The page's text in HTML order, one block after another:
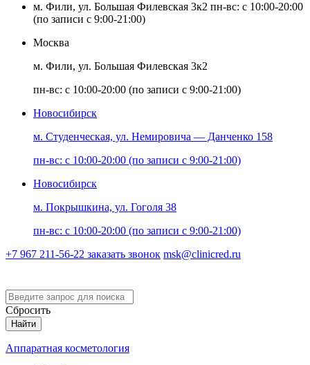
м. Фили, ул. Большая Филевская 3к2 пн-вс: с 10:00-20:00
(по записи с 9:00-21:00)
Москва
м. Фили, ул. Большая Филевская 3к2
пн-вс: с 10:00-20:00 (по записи с 9:00-21:00)
Новосибирск
м. Студенческая, ул. Немировича — Данченко 158
пн-вс: с 10:00-20:00 (по записи с 9:00-21:00)
Новосибирск
м. Покрышкина, ул. Гоголя 38
пн-вс: с 10:00-20:00 (по записи с 9:00-21:00)
+7 967 211-56-22 заказать звонок msk@clinicred.ru
Сбросить
Найти
Аппаратная косметология